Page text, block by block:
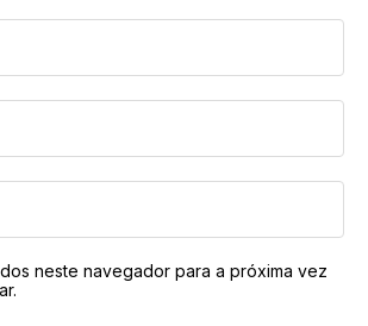
neste navegador para a próxima vez